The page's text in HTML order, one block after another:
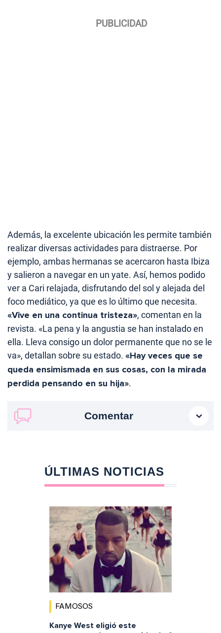
Además, la excelente ubicación les permite también
realizar diversas actividades para distraerse. Por
ejemplo, ambas hermanas se acercaron hasta Ibiza
y salieron a navegar en un yate. Así, hemos podido
ver a Cari relajada, disfrutando del sol y alejada del
foco mediático, ya que es lo último que necesita.
«Vive en una continua tristeza», comentan en la
revista. «La pena y la angustia se han instalado en
ella. Lleva consigo un dolor permanente que no se le
va», detallan sobre su estado. «Hay veces que se
queda ensimismada en sus cosas, con la mirada
perdida pensando en su hija».
Comentar
ÚLTIMAS NOTICIAS
FAMOSOS
Kanye West eligió este